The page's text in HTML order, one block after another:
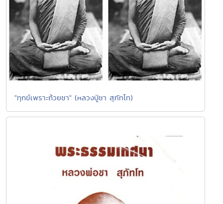
"ทุกข์เพราะถ้วยชา" (หลวงปู่ชา สุภัทโท)